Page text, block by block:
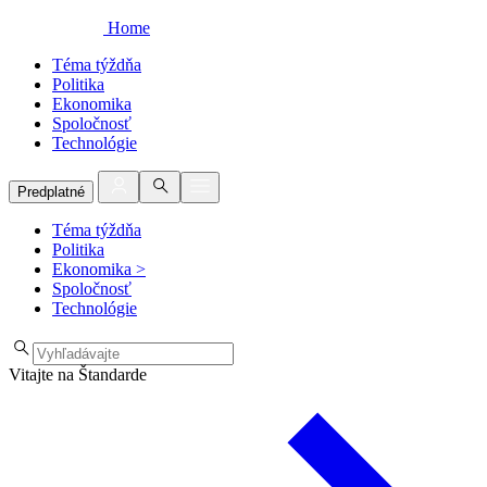
Home
Téma týždňa
Politika
Ekonomika
Spoločnosť
Technológie
Predplatné
Téma týždňa
Politika
Ekonomika >
Spoločnosť
Technológie
Vitajte na Štandarde